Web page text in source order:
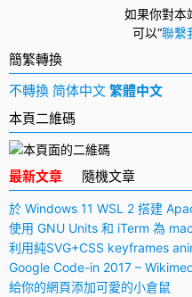
如果你對本
可以“聯繫
簡繁轉換
不轉換 简体中文 繁體中文
本頁二維碼
最新文章 隨機文章
於 Windows 11 WSL 2 搭建
使用 GNU Units 和 iTerm 為
利用純SVG+CSS keyframes
Google Code-in 2017 –
給你的網頁添加可愛的小倉鼠